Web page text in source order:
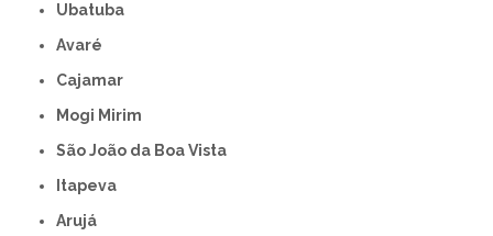
Ubatuba
Avaré
Cajamar
Mogi Mirim
São João da Boa Vista
Itapeva
Arujá